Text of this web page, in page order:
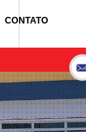
CONTATO